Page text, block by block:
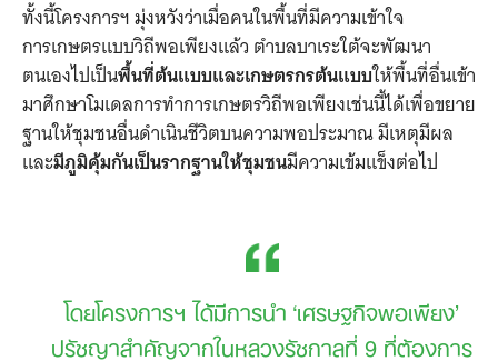
ทั้งนี้โครงการฯ มุ่งหวังว่าเมื่อคนในพื้นที่มีความเข้าใจ
การเกษตรแบบวิถีพอเพียงแล้ว ตำบลบาเระใต้จะพัฒนา
ตนเองไปเป็นพื้นที่ต้นแบบและเกษตรกรต้นแบบให้พื้นที่อื่นเข้า
มาศึกษาโมเดลการทำการเกษตรวิถีพอเพียงเช่นนี้ได้เพื่อขยาย
ฐานให้ชุมชนอื่นดำเนินชีวิตบนความพอประมาณ มีเหตุมีผล
และมีภูมิคุ้มกันเป็นรากฐานให้ชุมชนมีความเข้มแข็งต่อไป
โดยโครงการฯ ได้มีการนำ ‘เศรษฐกิจพอเพียง’
ปรัชญาสำคัญจากในหลวงรัชกาลที่ 9 ที่ต้องการ